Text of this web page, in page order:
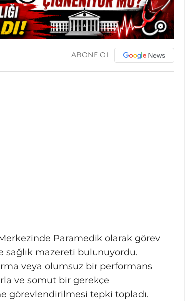
ABONE OL
Paramedik olarak görev
sağlık mazereti bulunuyordu.
veya olumsuz bir performans
ve somut bir gerekçe
görevlendirilmesi tepki topladı.